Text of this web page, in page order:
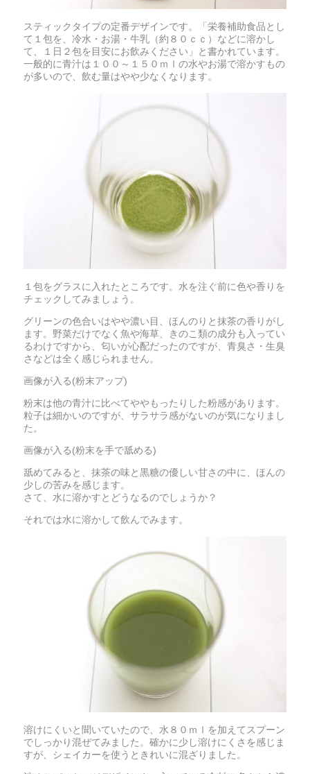
スティックタイプの定番デザインです。「栄養補助食品とし
て１包を、冷水・お湯・牛乳（約８０ｃｃ）などに溶かし
て、１日２包を目安にお飲みください」と書かれています。
一般的に青汁は１００～１５０ｍｌの水やお湯で溶かすもの
が多いので、飲む量はやや少なくなります。
１包をグラスに入れたところです。水を注ぐ前に色や香りを
チェックしてみましょう。
グリーンの色合いはやや濃い目、ほんのりと抹茶の香りがし
ます。野菜だけでなく魚や海草、きのこ類の成分も入ってい
るわけですから、匂いが心配だったのですが、青臭さ・生臭
さなどは全く感じられません。
画像が入る(粉末アップ)
粉末は他の青汁に比べてややもったりした粉感があります。
粒子は細かいのですが、サラサラ感がないのが気になりまし
た。
画像が入る(粉末を手で舐める)
舐めてみると、抹茶の味と黒糖の優しい甘さの中に、ほんの
少しの苦みを感じます。
さて、水に溶かすとどうなるのでしょうか？
それでは水に溶かして飲んでみます。
溶けにくいと聞いていたので、水８０ｍｌを加えてスプーン
でしっかり混ぜてみました。確かに少し溶けにくさを感じま
すが、シェイカーを使うときれいに混ざりました。